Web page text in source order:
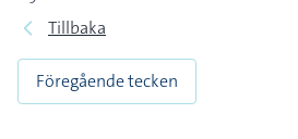
Tillbaka
Föregående tecken